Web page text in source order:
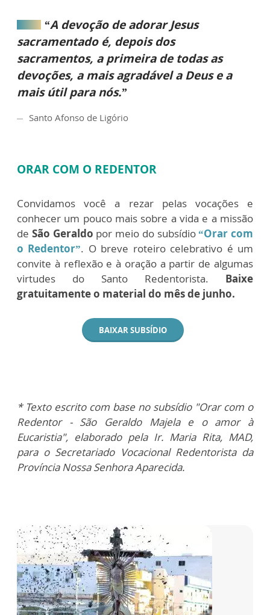
“A devoção de adorar Jesus
sacramentado é, depois dos
sacramentos, a primeira de todas as
devoções, a mais agradável a Deus e a
mais útil para nós.”
Santo Afonso de Ligório
ORAR COM O REDENTOR
Convidamos você a rezar pelas vocações e
conhecer um pouco mais sobre a vida e a missão
de São Geraldo por meio do subsídio“Orar com
o Redentor”. O breve roteiro celebrativo é um
convite à reflexão e à oração a partir de algumas
virtudes do Santo Redentorista. Baixe
gratuitamente o material do mês de junho.
BAIXAR SUBSÍDIO
* Texto escrito com base no subsídio "Orar com o
Redentor - São Geraldo Majela e o amor à
Eucaristia", elaborado pela Ir. Maria Rita, MAD,
para o Secretariado Vocacional Redentorista da
Província Nossa Senhora Aparecida.